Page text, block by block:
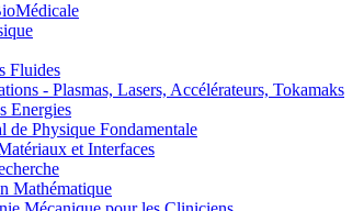
Fluides
- Plasmas, Lasers, Accélérateurs, Tokamaks
Energies
Physique Fondamentale
et Interfaces
Mathématique